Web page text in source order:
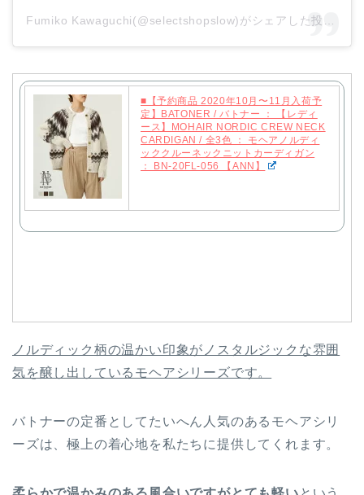
■【予約商品 2020年10月〜11月入荷予
定】BATONER / バトナー ： 【レディ
ース】MOHAIR NORDIC CREW NECK
CARDIGAN / 全3色 ： モヘアノルディ
ッククルーネックニットカーディガン
： BN-20FL-056 【ANN】
ノルディック柄の温かい印象がノスタルジックな雰囲
気を醸し出しているモヘアシリーズです。
バトナーの定番としてたいへん人気のあるモヘアシリ
ーズは、極上の着心地を私たちに提供してくれます。